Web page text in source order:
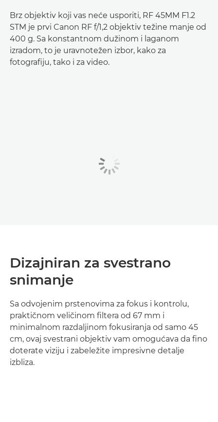
Brz objektiv koji vas neće usporiti, RF 45MM F1.2
STM je prvi Canon RF f/1,2 objektiv težine manje od
400 g. Sa konstantnom dužinom i laganom
izradom, to je uravnotežen izbor, kako za
fotografiju, tako i za video.
Dizajniran za svestrano
snimanje
Sa odvojenim prstenovima za fokus i kontrolu,
praktičnom veličinom filtera od 67 mm i
minimalnom razdaljinom fokusiranja od samo 45
cm, ovaj svestrani objektiv vam omogućava da fino
doterate viziju i zabeležite impresivne detalje
izbliza.